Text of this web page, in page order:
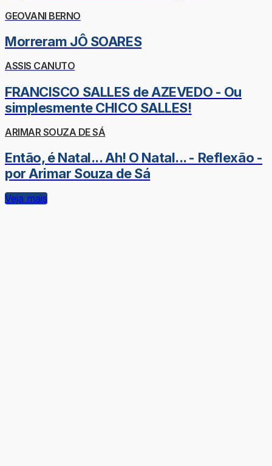
GEOVANI BERNO
Morreram JÔ SOARES
ASSIS CANUTO
FRANCISCO SALLES de AZEVEDO - Ou
simplesmente CHICO SALLES!
ARIMAR SOUZA DE SÁ
Então, é Natal... Ah! O Natal... - Reflexão -
por Arimar Souza de Sá
Veja mais